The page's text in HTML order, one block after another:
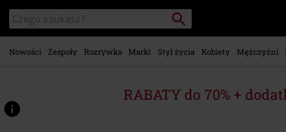
głównej
zawartości
Wyszukaj
katalog
Szukaj
Nowości Zespoły Rozrywka Marki Styl życia Kobiety Mężczyźni
RABATY do 70% +